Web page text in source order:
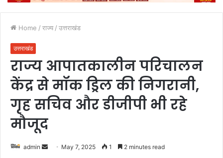
Home / राज्य / उत्तराखंड
उत्तराखंड
राज्य आपातकालीन परिचालन
केंद्र से मॉक ड्रिल की निगरानी,
गृह सचिव और डीजीपी भी रहे
मौजूद
admin May 7, 2025 1 2 minutes read